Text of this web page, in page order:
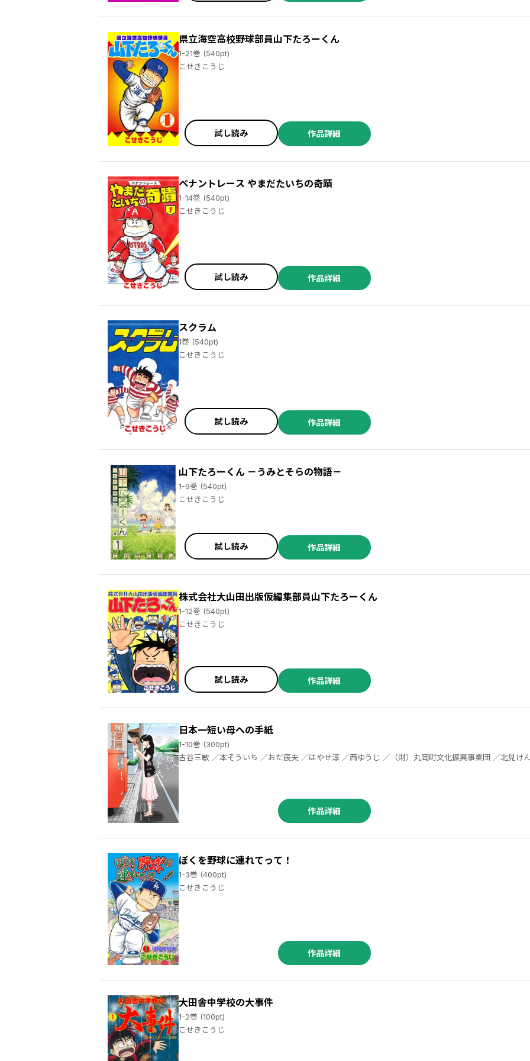
県立海空高校野球部員山下たろーくん
1-21巻 (540pt)
こせきこうじ
試し読み 作品詳細
ペナントレース やまだたいちの奇蹟
1-14巻 (540pt)
こせきこうじ
試し読み 作品詳細
スクラム
1巻 (540pt)
こせきこうじ
試し読み 作品詳細
山下たろーくん －うみとそらの物語－
1-9巻 (540pt)
こせきこうじ
試し読み 作品詳細
株式会社大山田出版仮編集部員山下たろーくん
1-12巻 (540pt)
こせきこうじ
試し読み 作品詳細
日本一短い母への手紙
1-10巻 (300pt)
古谷三敏 ／本そういち ／おだ辰夫 ／はやせ淳 ／西ゆうじ ／（財）丸岡町文化振興事業団 ／北見けんいち ／さかこし憲周 ／田代浩 ／引野真二 ／
作品詳細
ぼくを野球に連れてって！
1-3巻 (400pt)
こせきこうじ
作品詳細
大田舎中学校の大事件
1-2巻 (100pt)
こせきこうじ